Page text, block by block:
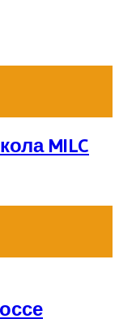
MILC